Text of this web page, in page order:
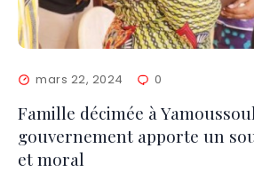
mars 22, 2024 0
Famille décimée à
gouvernement apporte un
et moral